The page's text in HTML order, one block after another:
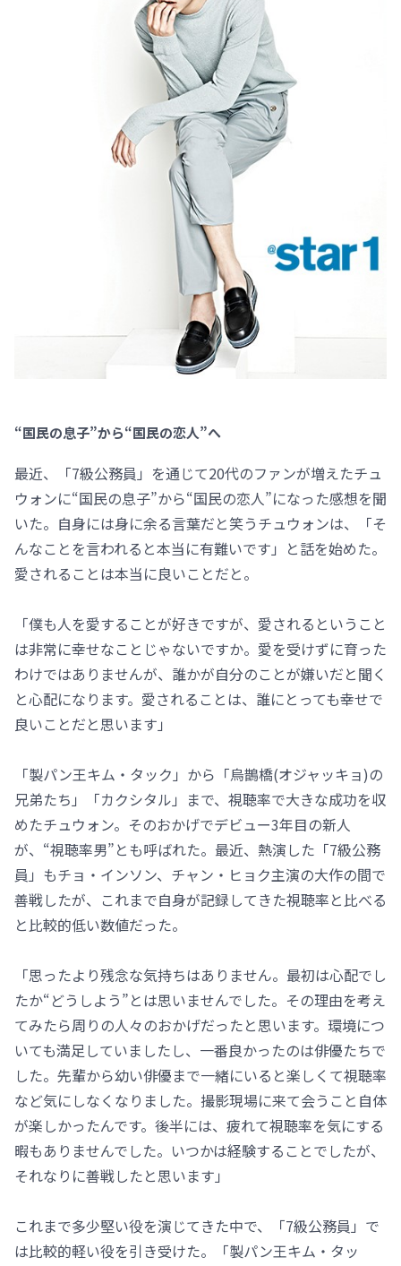
“国民の息子”から“国民の恋人”へ
最近、「7級公務員」を通じて20代のファンが増えたチュ
ウォンに“国民の息子”から“国民の恋人”になった感想を聞
いた。自身には身に余る言葉だと笑うチュウォンは、「そ
んなことを言われると本当に有難いです」と話を始めた。
愛されることは本当に良いことだと。
「僕も人を愛することが好きですが、愛されるということ
は非常に幸せなことじゃないですか。愛を受けずに育った
わけではありませんが、誰かが自分のことが嫌いだと聞く
と心配になります。愛されることは、誰にとっても幸せで
良いことだと思います」
「製パン王キム・タック」から「烏鵲橋(オジャッキョ)の
兄弟たち」「カクシタル」まで、視聴率で大きな成功を収
めたチュウォン。そのおかげでデビュー3年目の新人
が、“視聴率男”とも呼ばれた。最近、熱演した「7級公務
員」もチョ・インソン、チャン・ヒョク主演の大作の間で
善戦したが、これまで自身が記録してきた視聴率と比べる
と比較的低い数値だった。
「思ったより残念な気持ちはありません。最初は心配でし
たか“どうしよう”とは思いませんでした。その理由を考え
てみたら周りの人々のおかげだったと思います。環境につ
いても満足していましたし、一番良かったのは俳優たちで
した。先輩から幼い俳優まで一緒にいると楽しくて視聴率
など気にしなくなりました。撮影現場に来て会うこと自体
が楽しかったんです。後半には、疲れて視聴率を気にする
暇もありませんでした。いつかは経験することでしたが、
それなりに善戦したと思います」
これまで多少堅い役を演じてきた中で、「7級公務員」で
は比較的軽い役を引き受けた。「製パン王キム・タッ